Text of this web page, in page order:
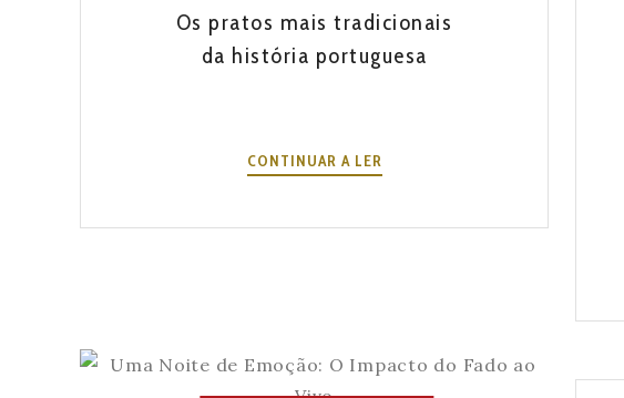
SEVERA
Os pratos mais tradicionais
da história portuguesa
CONTINUAR A LER